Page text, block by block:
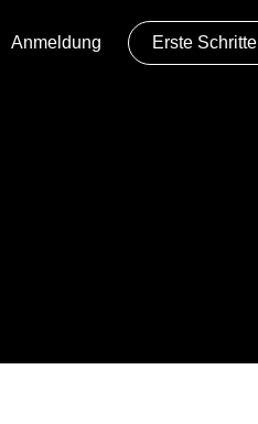
Anmeldung Erste Schritte